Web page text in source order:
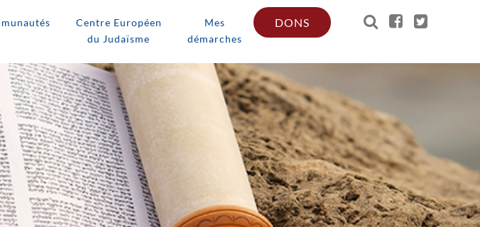
Centre Européen
du Judaïsme
Mes
démarches
DONS